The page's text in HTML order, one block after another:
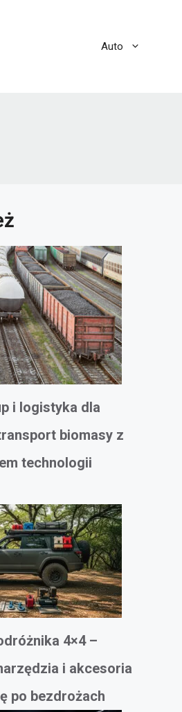
Auto
i logistyka dla
biomasy z
technologii
4×4 –
i akcesoria
po bezdrożach